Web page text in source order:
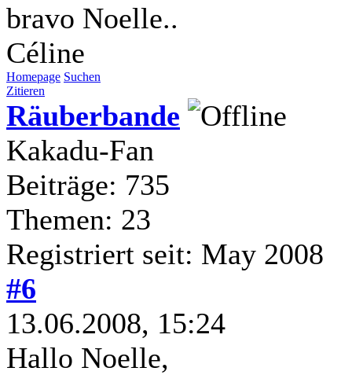
bravo Noelle..
Céline
Homepage Suchen
Zitieren
Räuberbande
Kakadu-Fan
Beiträge: 735
Themen: 23
Registriert seit: May 2008
#6
13.06.2008, 15:24
Hallo Noelle,